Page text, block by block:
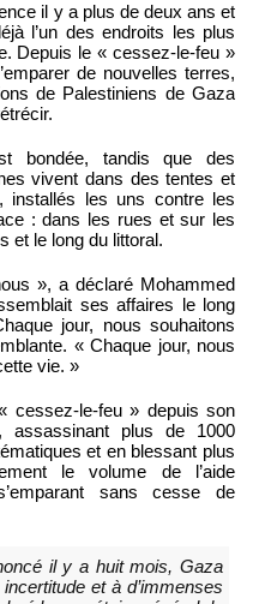
il y a plus de deux ans et
l’un des endroits les plus
Depuis le « cessez-le-feu »
de nouvelles terres,
de Palestiniens de Gaza
bondée, tandis que des
vivent dans des tentes et
installés les uns contre les
: dans les rues et sur les
et le long du littoral.
», a déclaré Mohammed
ses affaires le long
jour, nous souhaitons
« Chaque jour, nous
vie. »
cessez-le-feu » depuis son
assassinant plus de 1000
et en blessant plus
le volume de l’aide
sans cesse de
il y a huit mois, Gaza
et à d’immenses